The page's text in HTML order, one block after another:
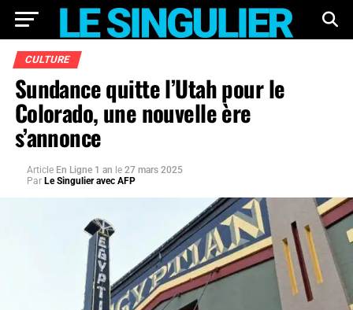
CULTURE
Sundance quitte l’Utah pour le
Colorado, une nouvelle ère
s’annonce
Article En Ligne 1 an le 27 mars 2025
Par Le Singulier avec AFP